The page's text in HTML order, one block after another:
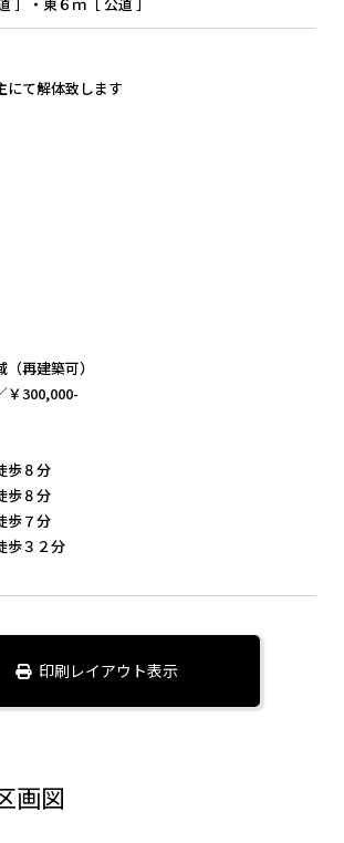
て解体致します
再建築可）
￥300,000-
歩８分
歩８分
歩７分
歩３２分
印刷レイアウト表示
画図